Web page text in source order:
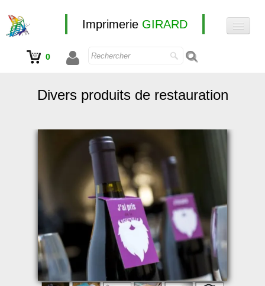
Imprimerie GIRARD
Accueil
Autocollant
0
Divers produits de restauration